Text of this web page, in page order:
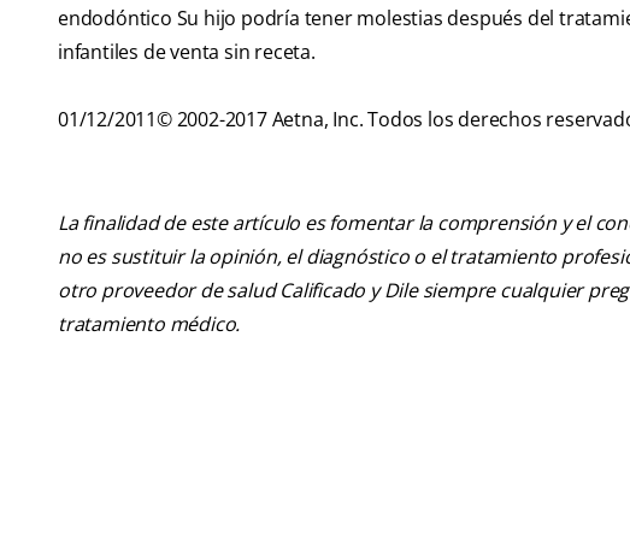
endodóntico Su hijo podría tener molestias después del
infantiles de venta sin receta.
01/12/2011© 2002-2017 Aetna, Inc. Todos los derechos
La finalidad de este artículo es fomentar la comprensión y el
no es sustituir la opinión, el diagnóstico o el tratamiento
otro proveedor de salud Calificado y Dile siempre cualquier
tratamiento médico.